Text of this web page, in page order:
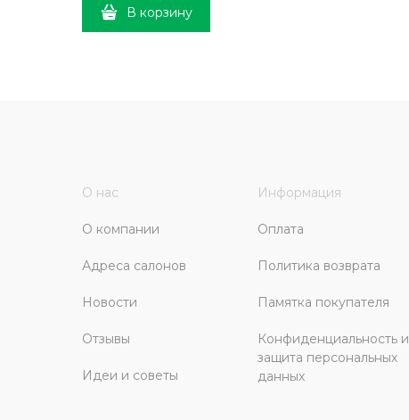
В корзину
О нас
О компании
Адреса салонов
Новости
Отзывы
Идеи и советы
Информация
Оплата
Политика возврата
Памятка покупателя
Конфиденциальность и
защита персональных
данных